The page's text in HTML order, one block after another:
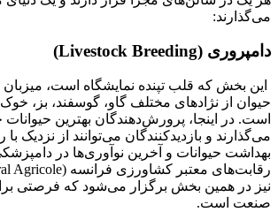
می‌گذارند:
دامپروری (Livestock Breeding)
حیوان از نژادهای مختلف گاو، گوسفند، بز،
است. در اینجا، پرورش‌دهندگان بهترین حیوانات
می‌گذارند و بازدیدکنندگان می‌توانند از نزدیک
بهداشت حیوانات و آخرین نوآوری‌ها در
نیز در همین بخش برگزار می‌شود که فرصتی
صنعت است.